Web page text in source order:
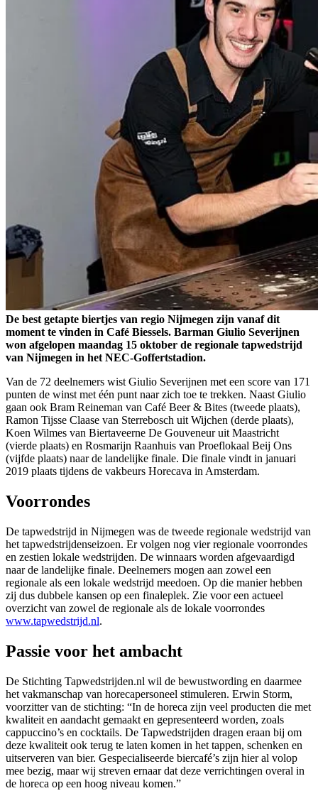
De best getapte biertjes van regio Nijmegen zijn vanaf dit
moment te vinden in Café Biessels. Barman Giulio Severijnen
won afgelopen maandag 15 oktober de regionale tapwedstrijd
van Nijmegen in het NEC-Goffertstadion.
Van de 72 deelnemers wist Giulio Severijnen met een score van 171
punten de winst met één punt naar zich toe te trekken. Naast Giulio
gaan ook Bram Reineman van Café Beer & Bites (tweede plaats),
Ramon Tijsse Claase van Sterrebosch uit Wijchen (derde plaats),
Koen Wilmes van Biertaveerne De Gouveneur uit Maastricht
(vierde plaats) en Rosmarijn Raanhuis van Proeflokaal Beij Ons
(vijfde plaats) naar de landelijke finale. Die finale vindt in januari
2019 plaats tijdens de vakbeurs Horecava in Amsterdam.
Voorrondes
De tapwedstrijd in Nijmegen was de tweede regionale wedstrijd van
het tapwedstrijdenseizoen. Er volgen nog vier regionale voorrondes
en zestien lokale wedstrijden. De winnaars worden afgevaardigd
naar de landelijke finale. Deelnemers mogen aan zowel een
regionale als een lokale wedstrijd meedoen. Op die manier hebben
zij dus dubbele kansen op een finaleplek. Zie voor een actueel
overzicht van zowel de regionale als de lokale voorrondes
www.tapwedstrijd.nl.
Passie voor het ambacht
De Stichting Tapwedstrijden.nl wil de bewustwording en daarmee
het vakmanschap van horecapersoneel stimuleren. Erwin Storm,
voorzitter van de stichting: “In de horeca zijn veel producten die met
kwaliteit en aandacht gemaakt en gepresenteerd worden, zoals
cappuccino’s en cocktails. De Tapwedstrijden dragen eraan bij om
deze kwaliteit ook terug te laten komen in het tappen, schenken en
uitserveren van bier. Gespecialiseerde biercafé’s zijn hier al volop
mee bezig, maar wij streven ernaar dat deze verrichtingen overal in
de horeca op een hoog niveau komen.”